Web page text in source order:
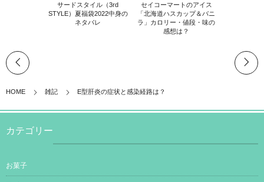
サードスタイル（3rd
STYLE）夏福袋2022中身の
ネタバレ
セイコーマートのアイス
「北海道ハスカップ＆バニ
ラ」カロリー・値段・味の
感想は？
HOME 雑記 E型肝炎の症状と感染経路は？
カテゴリー
お菓子